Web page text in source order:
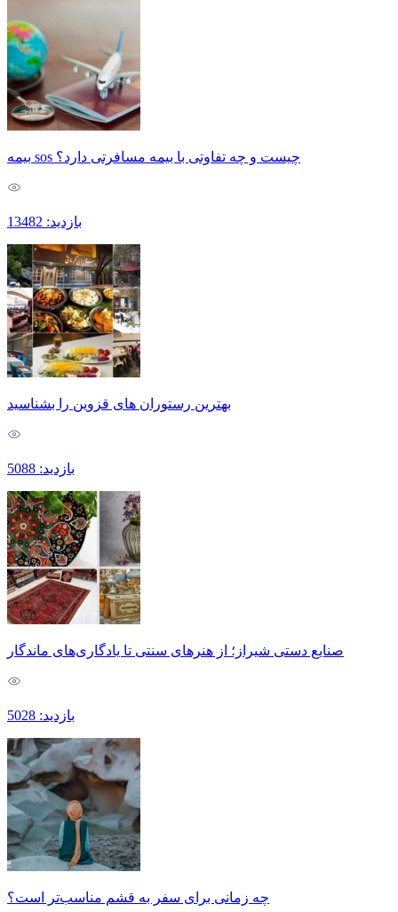
بیمه sos چیست و چه تفاوتی با بیمه مسافرتی دارد؟
بازدید: 13482
بهترین رستوران های قزوین را بشناسید
بازدید: 5088
صنایع دستی شیراز؛ از هنرهای سنتی تا یادگاری‌های ماندگار
بازدید: 5028
چه زمانی برای سفر به قشم مناسب‌تر است؟